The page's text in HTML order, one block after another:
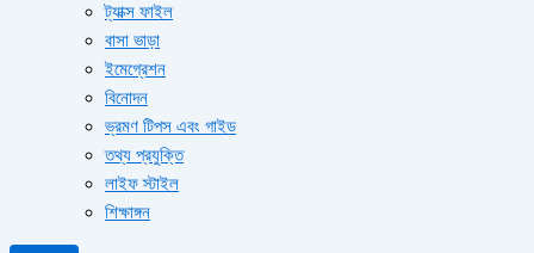
ট্যাক্স ফাইল
বাসা ভাড়া
ইমেগ্রেশন
বিনোদন
ভ্রমণ টিপস এবং গাইড
তথ্য প্রযুক্তি
লাইফ স্টাইল
শিক্ষাঙ্গন